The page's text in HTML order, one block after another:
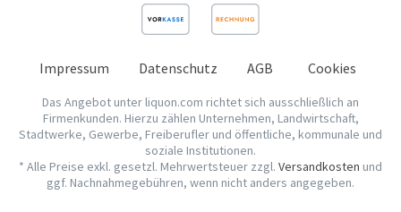
Impressum Datenschutz AGB Cookies
Das Angebot unter liquon.com richtet sich ausschließlich an
Firmenkunden. Hierzu zählen Unternehmen, Landwirtschaft,
Stadtwerke, Gewerbe, Freiberufler und öffentliche, kommunale und
soziale Institutionen.
* Alle Preise exkl. gesetzl. Mehrwertsteuer zzgl. Versandkosten und
ggf. Nachnahmegebühren, wenn nicht anders angegeben.